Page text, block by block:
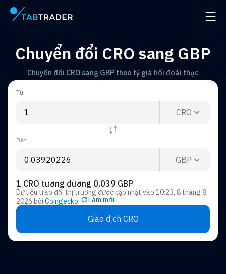
Trang chính Mở
Chuyển đổi CRO sang GBP
Chuyển đổi CRO sang GBP theo tỷ giá hối đoái thực
Từ
CRO
Đến
GBP
1 CRO tương đương 0,039 GBP
Dữ liệu trao đổi thị trường được cập nhật vào 10:23, 8 tháng 8,
2026 bởi Coingecko Làm mới
Giao dịch CRO